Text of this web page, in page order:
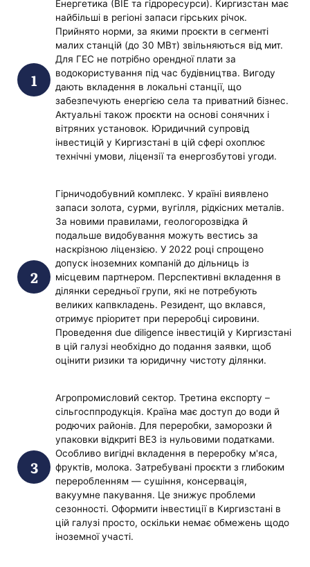
Енергетика (ВІЕ та гідроресурси). Киргизстан має
найбільші в регіоні запаси гірських річок.
Прийнято норми, за якими проєкти в сегменті
малих станцій (до 30 МВт) звільняються від мит.
Для ГЕС не потрібно орендної плати за
водокористування під час будівництва. Вигоду
дають вкладення в локальні станції, що
забезпечують енергією села та приватний бізнес.
Актуальні також проєкти на основі сонячних і
вітряних установок. Юридичний супровід
інвестицій у Киргизстані в цій сфері охоплює
технічні умови, ліцензії та енергозбутові угоди.
Гірничодобувний комплекс. У країні виявлено
запаси золота, сурми, вугілля, рідкісних металів.
За новими правилами, геологорозвідка й
подальше видобування можуть вестись за
наскрізною ліцензією. У 2022 році спрощено
допуск іноземних компаній до дільниць із
місцевим партнером. Перспективні вкладення в
ділянки середньої групи, які не потребують
великих капвкладень. Резидент, що вклався,
отримує пріоритет при переробці сировини.
Проведення due diligence інвестицій у Киргизстані
в цій галузі необхідно до подання заявки, щоб
оцінити ризики та юридичну чистоту ділянки.
Агропромисловий сектор. Третина експорту –
сільгосппродукція. Країна має доступ до води й
родючих районів. Для переробки, заморозки й
упаковки відкриті ВЕЗ із нульовими податками.
Особливо вигідні вкладення в переробку м'яса,
фруктів, молока. Затребувані проєкти з глибоким
переробленням — сушіння, консервація,
вакуумне пакування. Це знижує проблеми
сезонності. Оформити інвестиції в Киргизстані в
цій галузі просто, оскільки немає обмежень щодо
іноземної участі.